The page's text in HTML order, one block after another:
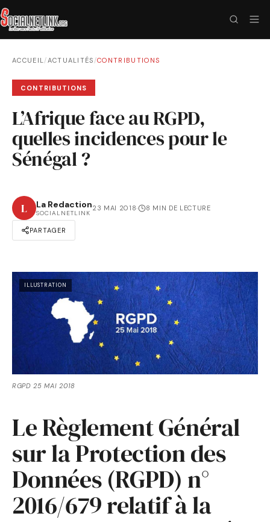
ACCUEIL/ACTUALITÉS /CONTRIBUTIONS
CONTRIBUTIONS
L’Afrique face au RGPD,
quelles incidences pour le
Sénégal ?
L La Redaction
SOCIALNETLINK
23 MAI 2018· 8 MIN DE LECTURE
PARTAGER
ILLUSTRATION
RGPD 25 MAI 2018
Le Règlement Général
sur la Protection des
Données (RGPD) n°
2016/679 relatif à la